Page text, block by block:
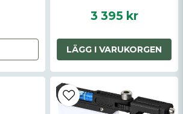
3 395 kr
LÄGG I VARUKORGEN